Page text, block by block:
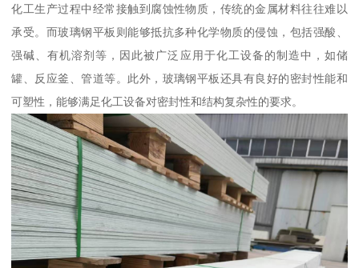
化工生产过程中经常接触到腐蚀性物质，传统的金属材料往往难以
承受。而玻璃钢平板则能够抵抗多种化学物质的侵蚀，包括强酸、
强碱、有机溶剂等，因此被广泛应用于化工设备的制造中，如储
罐、反应釜、管道等。此外，玻璃钢平板还具有良好的密封性能和
可塑性，能够满足化工设备对密封性和结构复杂性的要求。